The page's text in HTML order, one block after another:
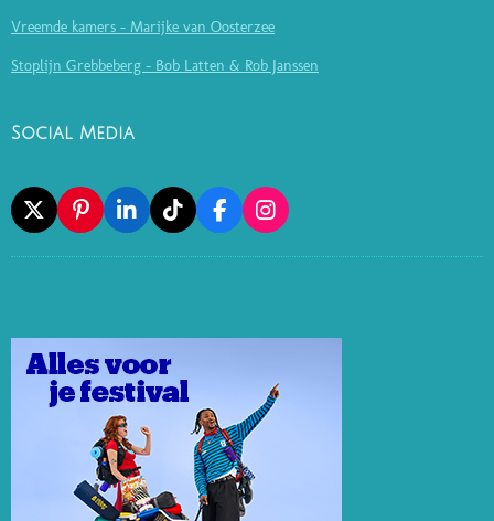
Vreemde kamers - Marijke van Oosterzee
Stoplijn Grebbeberg - Bob Latten & Rob Janssen
Social Media
X
P
I
N
E
S
T
L
I
N
I
N
T
I
K
F
A
C
O
I
N
S
R
M